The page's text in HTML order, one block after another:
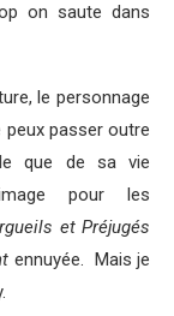
on saute dans
le personnage
passer outre
que de sa vie
pour les
et Préjugés
ennuyée. Mais je